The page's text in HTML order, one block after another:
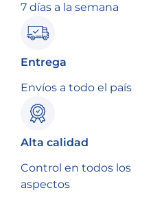
7 días a la semana
Entrega
Envíos a todo el país
Alta calidad
Control en todos los
aspectos